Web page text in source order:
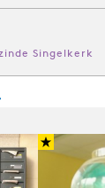
Singelkerk